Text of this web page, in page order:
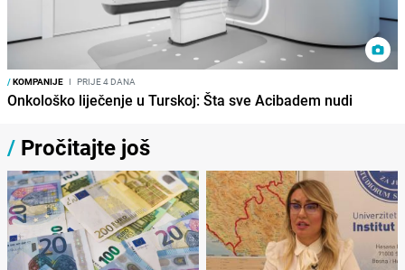
/KOMPANIJE I PRIJE 4 DANA
Onkološko liječenje u Turskoj: Šta sve Acibadem nudi
/ Pročitajte još